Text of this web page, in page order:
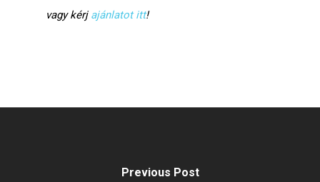
vagy kérj ajánlatot itt!
Previous Post